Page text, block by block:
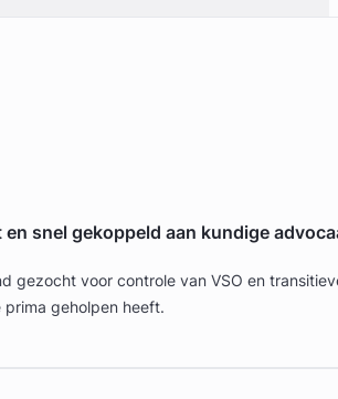
Geverifieerd
snel gekoppeld aan kundige
gezocht voor controle van VSO en
prima geholpen heeft.